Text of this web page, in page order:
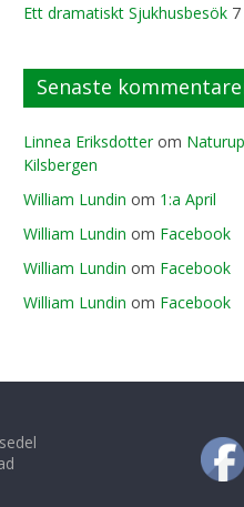
Ett dramatiskt Sjukhusbesök
Senaste
Linnea Eriksdotterom
Kilsbergen
William Lundin om 1:a April
William Lundin om Facebook
William Lundin om Facebook
William Lundin om Facebook